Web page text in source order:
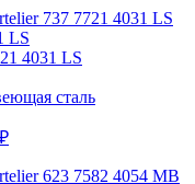
LS
4031 LS
сталь